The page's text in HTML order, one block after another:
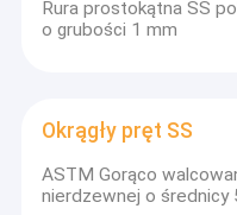
Płaski pręt SS
Kątownik ze stali
Kanał ze stali
Rura prostokątna SS
o grubości 1 mm
Okrągły pręt SS
ASTM Gorąco
nierdzewnej o średnicy